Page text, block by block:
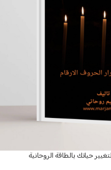
حياتك بالطاقة الروحانية